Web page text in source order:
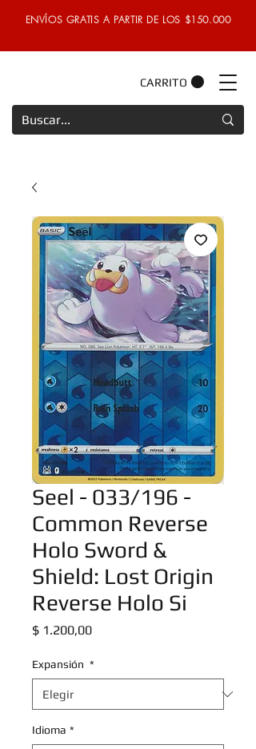
ENVÍOS GRATIS A PARTIR DE LOS $150.000
CARRITO
Seel - 033/196 -
Common Reverse
Holo Sword &
Shield: Lost Origin
Reverse Holo Si
$ 1.200,00Precio
Expansión *
Idioma *